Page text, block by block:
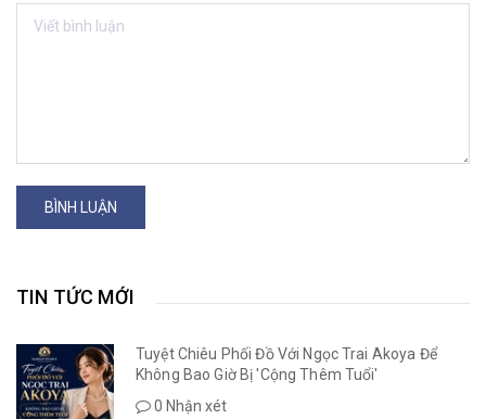
BÌNH LUẬN
TIN TỨC MỚI
Tuyệt Chiêu Phối Đồ Với Ngọc Trai Akoya Để
Không Bao Giờ Bị 'Cộng Thêm Tuổi'
0 Nhận xét